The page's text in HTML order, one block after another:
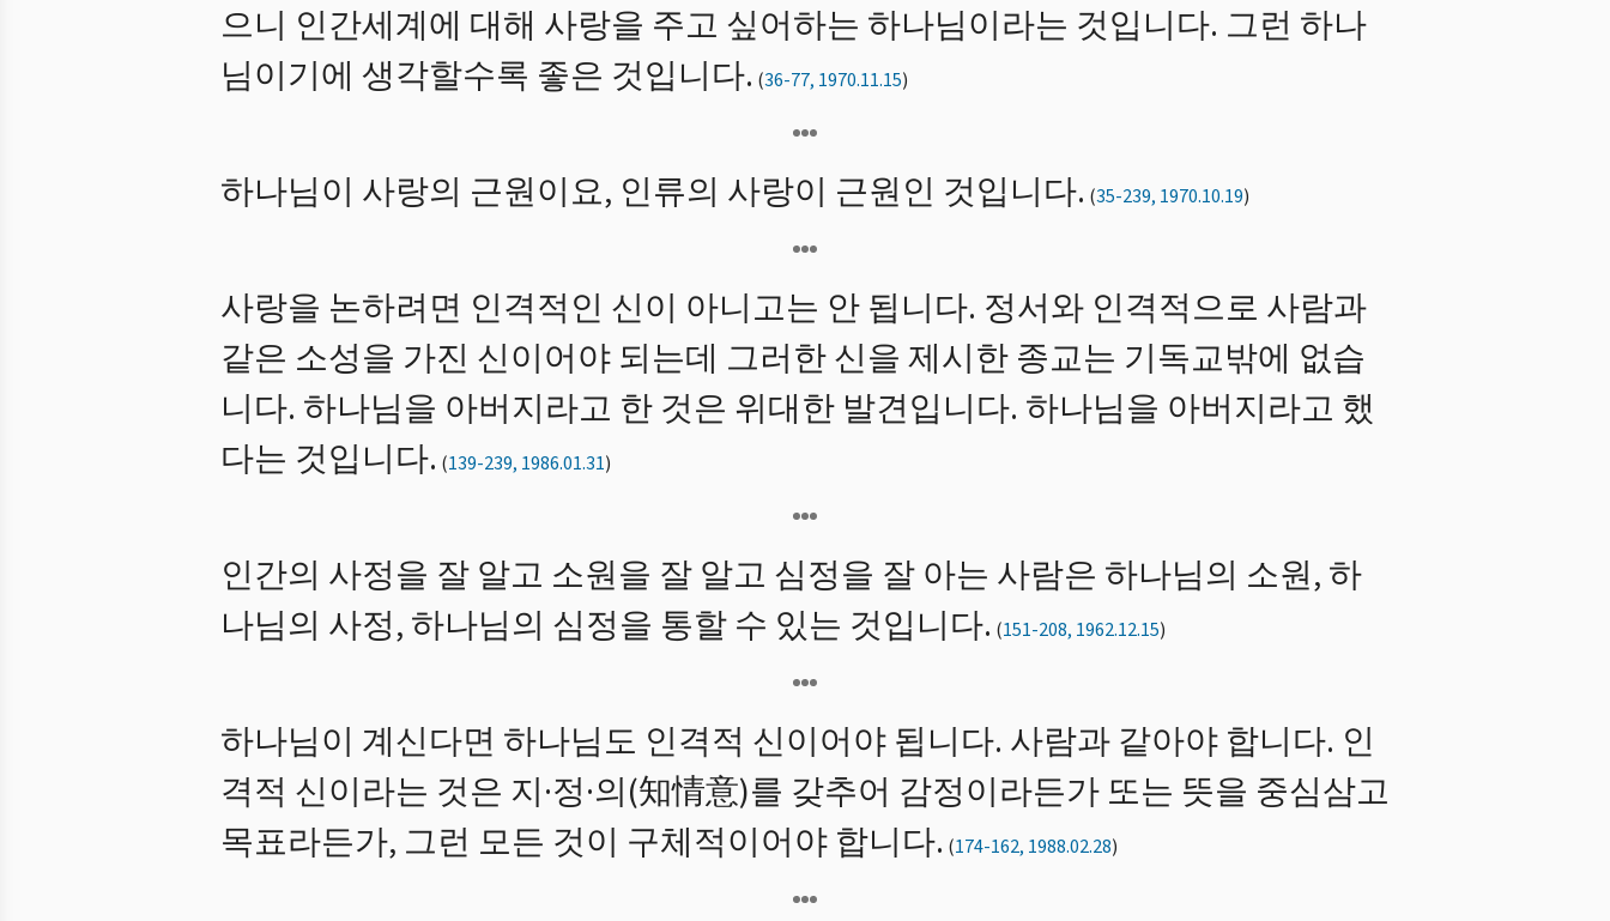
으니 인간세계에 대해 사랑을 주고 싶어하는 하나님이라는 것입니다. 그런 하나
님이기에 생각할수록 좋은 것입니다. (36-77, 1970.11.15)
하나님이 사랑의 근원이요, 인류의 사랑이 근원인 것입니다. (35-239, 1970.10.19)
사랑을 논하려면 인격적인 신이 아니고는 안 됩니다. 정서와 인격적으로 사람과
같은 소성을 가진 신이어야 되는데 그러한 신을 제시한 종교는 기독교밖에 없습
니다. 하나님을 아버지라고 한 것은 위대한 발견입니다. 하나님을 아버지라고 했
다는 것입니다. (139-239, 1986.01.31)
인간의 사정을 잘 알고 소원을 잘 알고 심정을 잘 아는 사람은 하나님의 소원, 하
나님의 사정, 하나님의 심정을 통할 수 있는 것입니다. (151-208, 1962.12.15)
하나님이 계신다면 하나님도 인격적 신이어야 됩니다. 사람과 같아야 합니다. 인
격적 신이라는 것은 지·정·의(知情意)를 갖추어 감정이라든가 또는 뜻을 중심삼고
목표라든가, 그런 모든 것이 구체적이어야 합니다. (174-162, 1988.02.28)